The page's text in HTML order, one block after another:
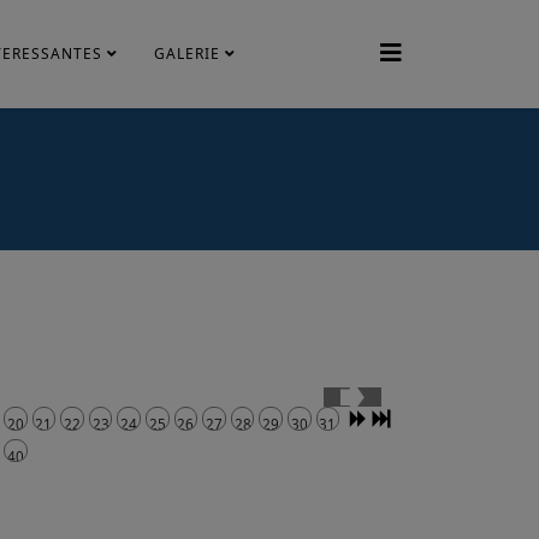
GALERIE
20 21 22 23 24 25 26 27 28 29 30
31
40